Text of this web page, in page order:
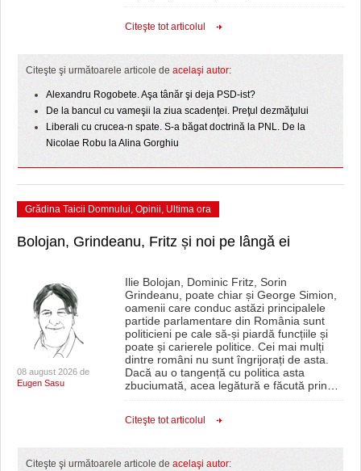
Citeşte tot articolul
Citeşte şi următoarele articole de acelaşi autor:
Alexandru Rogobete. Aşa tânăr şi deja PSD-ist?
De la bancul cu vameşii la ziua scadenţei. Preţul dezmăţului
Liberali cu crucea-n spate. S-a băgat doctrină la PNL. De la
Nicolae Robu la Alina Gorghiu
Grădina Taicii Domnului, Opinii, Ultima ora
Bolojan, Grindeanu, Fritz și noi pe lângă ei
08 august 2026 de
Eugen Sasu
Ilie Bolojan, Dominic Fritz, Sorin
Grindeanu, poate chiar și George Simion,
oamenii care conduc astăzi principalele
partide parlamentare din România sunt
politicieni pe cale să-și piardă funcțiile și
poate și carierele politice. Cei mai mulți
dintre români nu sunt îngrijorați de asta.
Dacă au o tangență cu politica asta
zbuciumată, acea legătură e făcută prin…
Citeşte tot articolul
Citeşte şi următoarele articole de acelaşi autor: